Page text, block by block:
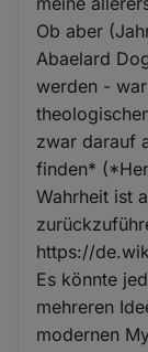
Ob aber
Abaelard
werden -
zwar darauf
finden*
Wahrheit ist
https://
Es könnte
mehreren
modernen